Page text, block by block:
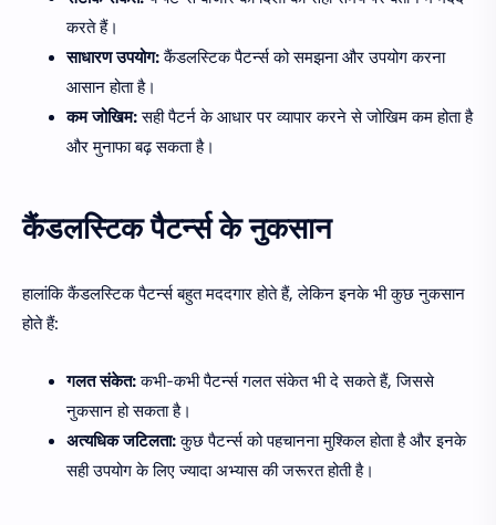
करते हैं।
साधारण उपयोग:कैंडलस्टिक पैटर्न्स को समझना और उपयोग करना
आसान होता है।
कम जोखिम:सही पैटर्न के आधार पर व्यापार करने से जोखिम कम होता है
और मुनाफा बढ़ सकता है।
कैंडलस्टिक पैटर्न्स के नुकसान
हालांकि कैंडलस्टिक पैटर्न्स बहुत मददगार होते हैं, लेकिन इनके भी कुछ नुकसान
होते हैं:
गलत संकेत:कभी-कभी पैटर्न्स गलत संकेत भी दे सकते हैं, जिससे
नुकसान हो सकता है।
अत्यधिक जटिलता:कुछ पैटर्न्स को पहचानना मुश्किल होता है और इनके
सही उपयोग के लिए ज्यादा अभ्यास की जरूरत होती है।